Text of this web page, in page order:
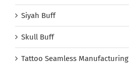
Siyah Buff
Skull Buff
Tattoo Seamless Manufacturing